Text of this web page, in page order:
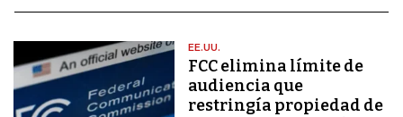
EE.UU.
FCC elimina límite de
audiencia que
restringía propiedad de